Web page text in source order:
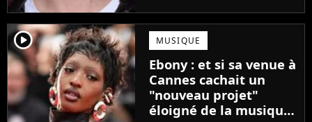
publier leurs singles et
c'est Théo P qui sera le
prochain à faire le
grand saut. Découvrez
un extrait...
player2 MUSIQUE
Ebony : et si sa venue à
Cannes cachait un
"nouveau projet"
éloigné de la musique